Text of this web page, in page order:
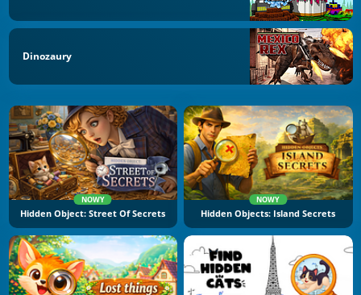
Dinozaury
NOWY
Hidden Object: Street Of Secrets
NOWY
Hidden Objects: Island Secrets